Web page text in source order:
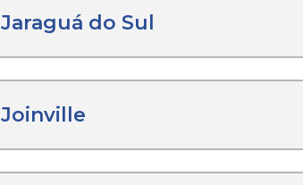
Jaraguá do Sul
Joinville